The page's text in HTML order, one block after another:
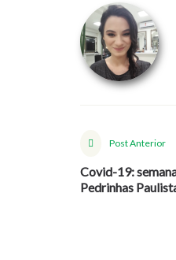
Post Anterior
Covid-19:
Pedrinhas